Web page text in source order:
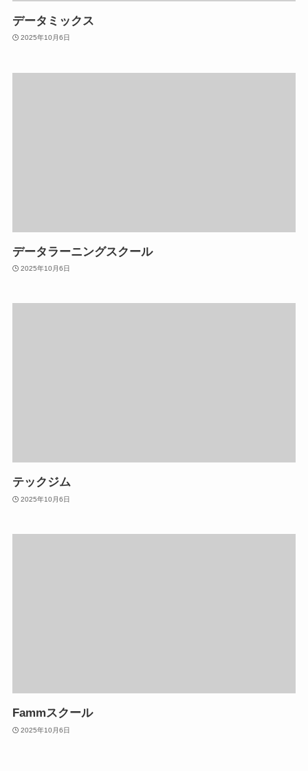
データミックス
2025年10月6日
データラーニングスクール
2025年10月6日
テックジム
2025年10月6日
Fammスクール
2025年10月6日